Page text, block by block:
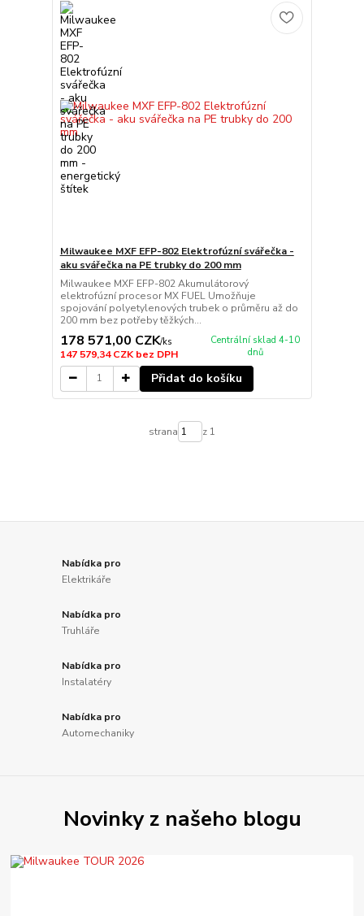
Milwaukee MXF EFP-802 Elektrofúzní svářečka -
aku svářečka na PE trubky do 200 mm
Milwaukee MXF EFP-802 Akumulátorový
elektrofúzní procesor MX FUEL Umožňuje
spojování polyetylenových trubek o průměru až do
200 mm bez potřeby těžkých...
178 571,00 CZK/ks
147 579,34 CZKbez DPH
Centrální sklad 4-10
dnů
Přidat do košíku
strana z 1
Nabídka pro
Elektrikáře
Nabídka pro
Truhláře
Nabídka pro
Instalatéry
Nabídka pro
Automechaniky
Novinky z našeho blogu